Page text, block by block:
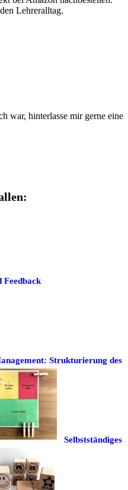
Lehreralltag.
war, hinterlasse mir gerne eine
Feedback
Strukturierung des
Selbstständiges